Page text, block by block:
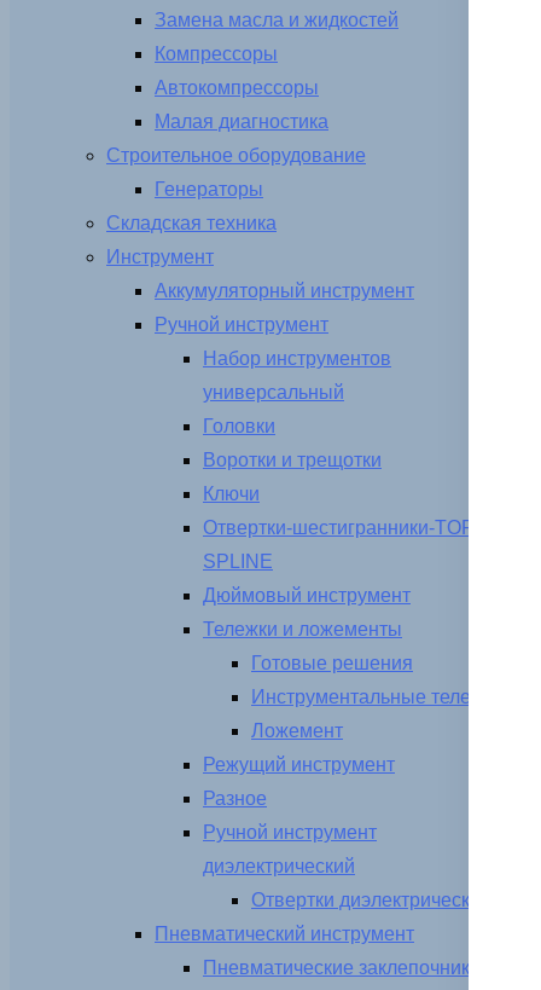
Замена масла и жидкостей
Компрессоры
Автокомпрессоры
Малая диагностика
Строительное оборудование
Генераторы
Складская техника
Инструмент
Аккумуляторный инструмент
Ручной инструмент
Набор инструментов
универсальный
Головки
Воротки и трещотки
Ключи
Отвертки-шестигранники-TORX-
SPLINE
Дюймовый инструмент
Тележки и ложементы
Готовые решения
Инструментальные тележки
Ложемент
Режущий инструмент
Разное
Ручной инструмент
диэлектрический
Отвертки диэлектрические
Пневматический инструмент
Пневматические заклепочники